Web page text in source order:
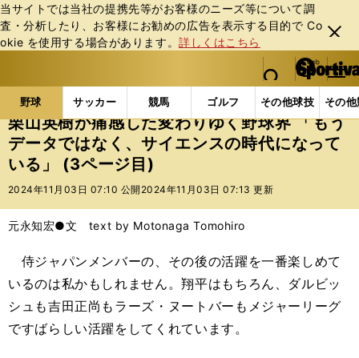
当サイトでは当社の提携先等がお客様のニーズ等について調
査・分析したり、お客様にお勧めの広告を表⽰する⽬的で Co
okie を使⽤する場合があります。詳しくはこちら
閉じ
る
web Sportiva (webスポルティーバ)
検索
マイペ
ー
ジ
メニュ
野球 サッカー 競馬 ゴルフ その他球技 その
b
ス
ポ
ル
テ
ー
バ
野球の記事一覧 プロ野球 栗山英樹が痛感した変わ
栗山英樹が痛感した変わりゆく野球界 「もう
データではなく、サイエンスの時代になって
いる」 (3ページ目)
2024年11月03日 07:10 公開 2024年11月03日 07:13 更新
元永知宏●文 text by Motonaga Tomohiro
侍ジャパンメンバーの、その後の活躍を一番楽しめて
いるのは私かもしれません。翔平はもちろん、ダルビッ
シュも吉田正尚もラーズ・ヌートバーもメジャーリーグ
ですばらしい活躍をしてくれています。